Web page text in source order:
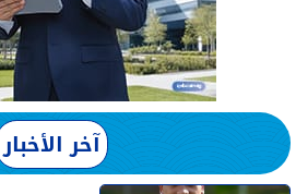
آخر الأخبار